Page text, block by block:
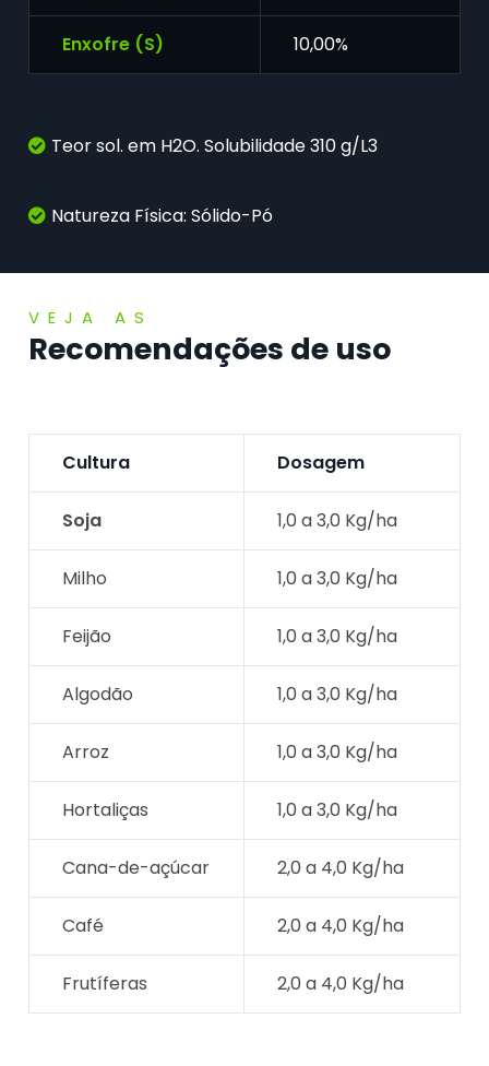
Enxofre (S) 10,00%
Teor sol. em H2O. Solubilidade 310 g/L3
Natureza Física: Sólido-Pó
VEJA AS
Recomendações de uso
Cultura Dosagem
Soja 1,0 a 3,0 Kg/ha
Milho 1,0 a 3,0 Kg/ha
Feijão 1,0 a 3,0 Kg/ha
Algodão 1,0 a 3,0 Kg/ha
Arroz 1,0 a 3,0 Kg/ha
Hortaliças 1,0 a 3,0 Kg/ha
Cana-de-açúcar 2,0 a 4,0 Kg/ha
Café 2,0 a 4,0 Kg/ha
Frutíferas 2,0 a 4,0 Kg/ha